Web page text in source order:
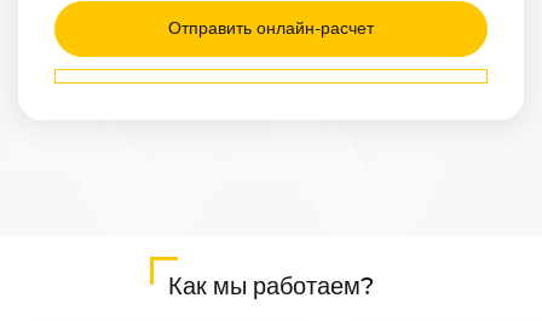
Другое
/
Маршрут
Набережные-
Как мы работаем?